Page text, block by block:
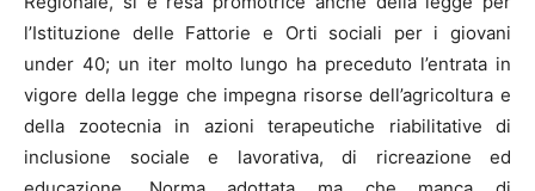
l’Istituzione delle Fattorie e Orti sociali per i giovani
under 40; un iter molto lungo ha preceduto l’entrata in
vigore della legge che impegna risorse dell’agricoltura e
della zootecnia in azioni terapeutiche riabilitative di
inclusione sociale e lavorativa, di ricreazione ed